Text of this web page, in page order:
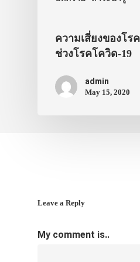
ความเสี่ยงของโร
ช่วงโรคโควิด-19
admin
May 15, 2020
Leave a Reply
My comment is..